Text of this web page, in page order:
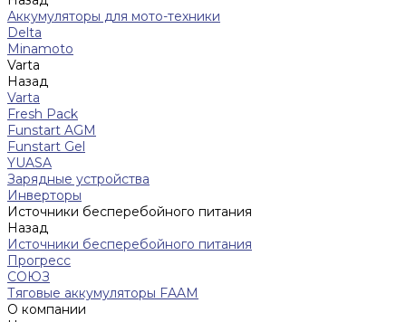
Аккумуляторы для мото-техники
Delta
Minamoto
Varta
Назад
Varta
Fresh Pack
Funstart AGM
Funstart Gel
YUASA
Зарядные устройства
Инверторы
Источники бесперебойного питания
Назад
Источники бесперебойного питания
Прогресс
СОЮЗ
Тяговые аккумуляторы FAAM
О компании